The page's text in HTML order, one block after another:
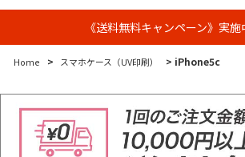
《送料無料キャンペーン》実施
Home > スマホケース（UV印刷） > iPhone5c